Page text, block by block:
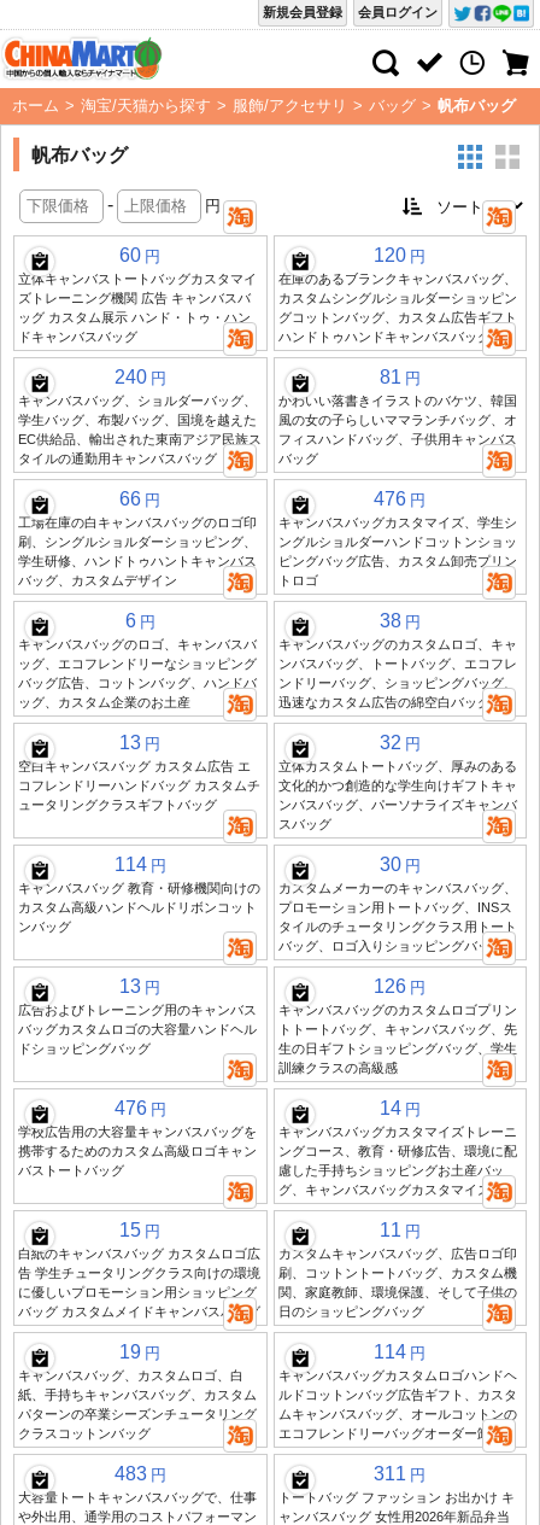
会員ログイン
新規会員登録
ホーム > 淘宝/天猫から探す > 服飾/アクセサリ > バッグ > 帆布バッグ
帆布バッグ
- 円
60 円
立体キャンバストートバッグカスタマイ
ズトレーニング機関 広告 キャンバスバ
ッグ カスタム展示 ハンド・トゥ・ハン
ドキャンバスバッグ
120 円
在庫のあるブランクキャンバスバッグ、
カスタムシングルショルダーショッピン
グコットンバッグ、カスタム広告ギフト
ハンドトゥハンドキャンバスバッグ
240 円
キャンバスバッグ、ショルダーバッグ、
学生バッグ、布製バッグ、国境を越えた
EC供給品、輸出された東南アジア民族ス
タイルの通勤用キャンバスバッグ
81 円
かわいい落書きイラストのバケツ、韓国
風の女の子らしいママランチバッグ、オ
フィスハンドバッグ、子供用キャンバス
バッグ
66 円
工場在庫の白キャンバスバッグのロゴ印
刷、シングルショルダーショッピング、
学生研修、ハンドトゥハントキャンバス
バッグ、カスタムデザイン
476 円
キャンバスバッグカスタマイズ、学生シ
ングルショルダーハンドコットンショッ
ピングバッグ広告、カスタム卸売プリン
トロゴ
6 円
キャンバスバッグのロゴ、キャンバスバ
ッグ、エコフレンドリーなショッピング
バッグ広告、コットンバッグ、ハンドバ
ッグ、カスタム企業のお土産
38 円
キャンバスバッグのカスタムロゴ、キャ
ンバスバッグ、トートバッグ、エコフレ
ンドリーバッグ、ショッピングバッグ、
迅速なカスタム広告の綿空白バッグ
13 円
空白キャンバスバッグ カスタム広告 エ
コフレンドリーハンドバッグ カスタムチ
ュータリングクラスギフトバッグ
32 円
立体カスタムトートバッグ、厚みのある
文化的かつ創造的な学生向けギフトキャ
ンバスバッグ、パーソナライズキャンバ
スバッグ
114 円
キャンバスバッグ 教育・研修機関向けの
カスタム高級ハンドヘルドリボンコット
ンバッグ
30 円
カスタムメーカーのキャンバスバッグ、
プロモーション用トートバッグ、INSス
タイルのチュータリングクラス用トート
バッグ、ロゴ入りショッピングバッグ
13 円
広告およびトレーニング用のキャンバス
バッグカスタムロゴの大容量ハンドヘル
ドショッピングバッグ
126 円
キャンバスバッグのカスタムロゴプリン
トトートバッグ、キャンバスバッグ、先
生の日ギフトショッピングバッグ、学生
訓練クラスの高級感
476 円
学校広告用の大容量キャンバスバッグを
携帯するためのカスタム高級ロゴキャン
バストートバッグ
14 円
キャンバスバッグカスタマイズトレーニ
ングコース、教育・研修広告、環境に配
慮した手持ちショッピングお土産バッ
グ、キャンバスバッグカスタマイズ
15 円
白紙のキャンバスバッグ カスタムロゴ広
告 学生チュータリングクラス向けの環境
に優しいプロモーション用ショッピング
バッグ カスタムメイドキャンバスバッグ
11 円
カスタムキャンバスバッグ、広告ロゴ印
刷、コットントートバッグ、カスタム機
関、家庭教師、環境保護、そして子供の
日のショッピングバッグ
19 円
キャンバスバッグ、カスタムロゴ、白
紙、手持ちキャンバスバッグ、カスタム
パターンの卒業シーズンチュータリング
クラスコットンバッグ
114 円
キャンバスバッグカスタムロゴハンドヘ
ルドコットンバッグ広告ギフト、カスタ
ムキャンバスバッグ、オールコットンの
エコフレンドリーバッグオーダー卸売
483 円
大容量トートキャンバスバッグで、仕事
や外出用、通学用のコストパフォーマン
311 円
トートバッグ ファッション お出かけ キ
ャンバスバッグ 女性用2026年新品弁当